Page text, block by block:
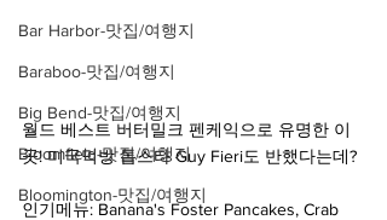
Bar Harbor-맛집/여행지
Baraboo-맛집/여행지
Big Bend-맛집/여행지
Bloomfield-맛집/여행지
Bloomington-맛집/여행지
월드 베스트 버터밀크 펜케익으로 유명한 이
곳! 미국먹방 톱스타 Guy Fieri도 반했다는데?
인기메뉴: Banana's Foster Pancakes, Crab